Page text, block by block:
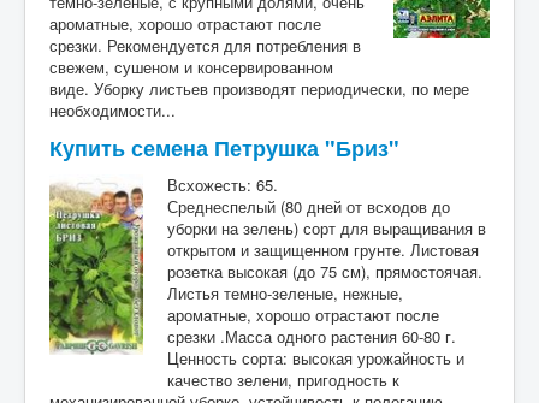
ароматные, хорошо отрастают после
срезки. Рекомендуется для потребления в
свежем, сушеном и консервированном
виде. Уборку листьев производят периодически, по мере
необходимости...
Купить семена Петрушка "Бриз"
Всхожесть: 65.
Среднеспелый (80 дней от всходов до
уборки на зелень) сорт для выращивания в
открытом и защищенном грунте. Листовая
розетка высокая (до 75 см), прямостоячая.
Листья темно-зеленые, нежные,
ароматные, хорошо отрастают после
срезки .Масса одного растения 60-80 г.
Ценность сорта: высокая урожайность и
качество зелени, пригодность к